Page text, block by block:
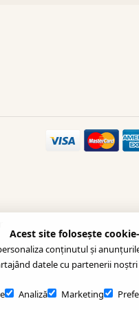
Acest site folosește
conținutul și
datele cu partenerii
Analiză Marketing